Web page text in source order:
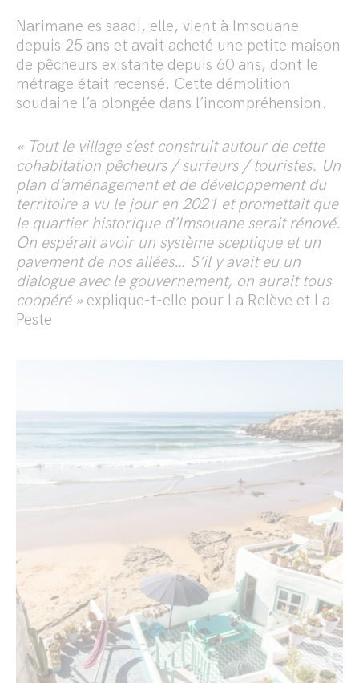
Narimane es saadi, elle, vient à Imsouane
depuis 25 ans et avait acheté une petite maison
de pêcheurs existante depuis 60 ans, dont le
métrage était recensé. Cette démolition
soudaine l’a plongée dans l’incompréhension.
« Tout le village s’est construit autour de cette
cohabitation pêcheurs / surfeurs / touristes. Un
plan d’aménagement et de développement du
territoire a vu le jour en 2021 et promettait que
le quartier historique d’Imsouane serait rénové.
On espérait avoir un système sceptique et un
pavement de nos allées… S’il y avait eu un
dialogue avec le gouvernement, on aurait tous
coopéré » explique-t-elle pour La Relève et La
Peste